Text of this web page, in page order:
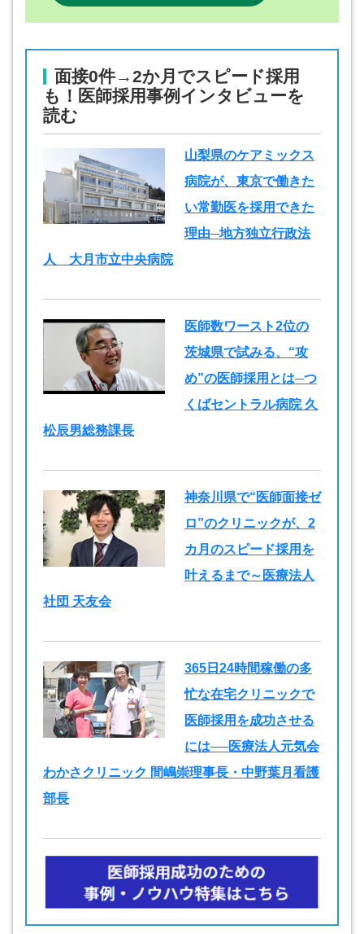
面接0件→2か月でスピード採用
も！医師採用事例インタビューを
読む
山梨県のケアミックス
病院が、東京で働きた
い常勤医を採用できた
理由─地方独立行政法
人 大月市立中央病院
医師数ワースト2位の
茨城県で試みる、“攻
め”の医師採用とは─つ
くばセントラル病院 久
松辰男総務課長
神奈川県で“医師面接ゼ
ロ”のクリニックが、2
カ月のスピード採用を
叶えるまで～医療法人
社団 天友会
365日24時間稼働の多
忙な在宅クリニックで
医師採用を成功させる
には──医療法人元気会
わかさクリニック 間嶋崇理事長・中野葉月看護
部長